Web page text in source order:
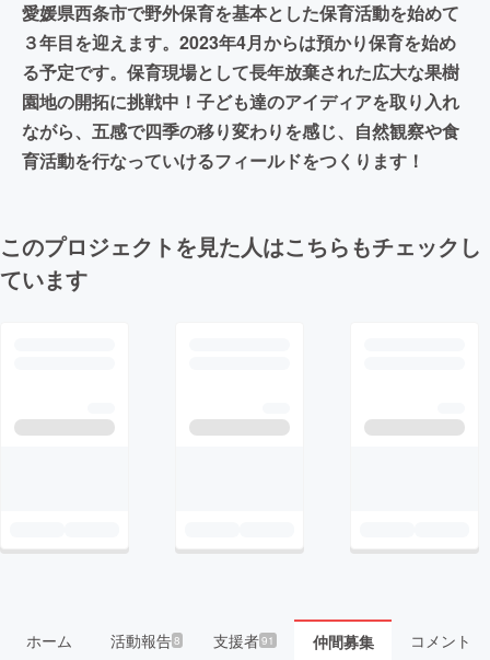
愛媛県西条市で野外保育を基本とした保育活動を始めて
３年目を迎えます。2023年4月からは預かり保育を始め
る予定です。保育現場として長年放棄された広大な果樹
園地の開拓に挑戦中！子ども達のアイディアを取り入れ
ながら、五感で四季の移り変わりを感じ、自然観察や食
育活動を行なっていけるフィールドをつくります！
このプロジェクトを見た人はこちらもチェックし
ています
ホーム 活動報告8 支援者91 仲間募集 コメント